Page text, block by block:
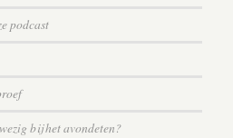
podcast
bij het avondeten?